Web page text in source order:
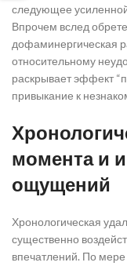
следующее
Впрочем вслед
дофаминергическая
относительному
раскрывает эффект
привыкание к
момента и
ощущений
Хронологическая
существенно
впечатлений. По